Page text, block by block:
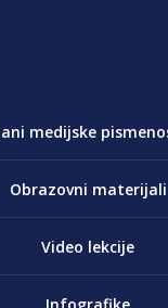
medijske
Obrazovni materijali
Video lekcije
Infografike